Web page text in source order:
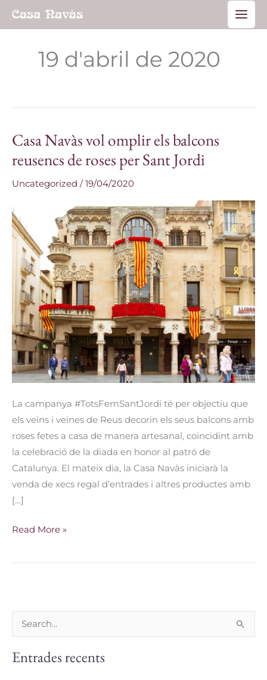
Main
19 d'abril de 2020
Casa Navàs vol omplir els balcons
reusencs de roses per Sant Jordi
Uncategorized /19/04/2020
La campanya #TotsFemSantJordi té per objectiu que
els veïns i veïnes de Reus decorin els seus balcons amb
roses fetes a casa de manera artesanal, coincidint amb
la celebració de la diada en honor al patró de
Catalunya. El mateix dia, la Casa Navàs iniciarà la
venda de xecs regal d’entrades i altres productes amb
[…]
Casa
vol
omplir
balcons
reusencs
de
roses
per
Sant
Jordi
Read More »
rEntrades recents